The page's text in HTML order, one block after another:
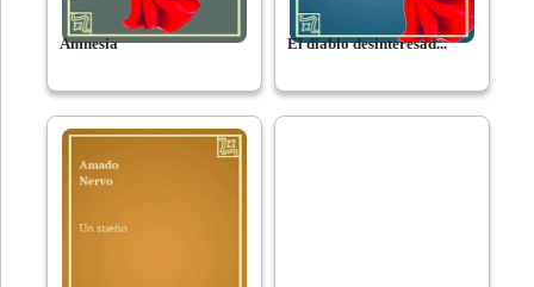
Amnesia El diablo desinteresad...